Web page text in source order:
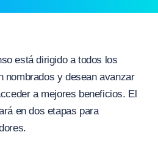
está dirigido a todos los
nombrados y desean avanzar
a mejores beneficios. El
en dos etapas para